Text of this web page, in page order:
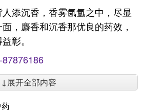
添沉香，香雾氤氲之中，尽显
，麝香和沉香那优良的药效，
彰。
↓展开全部内容